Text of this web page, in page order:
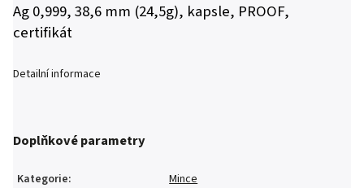
Ag 0,999, 38,6 mm (24,5g), kapsle, PROOF,
certifikát
Detailní informace
Doplňkové parametry
Kategorie:
Mince